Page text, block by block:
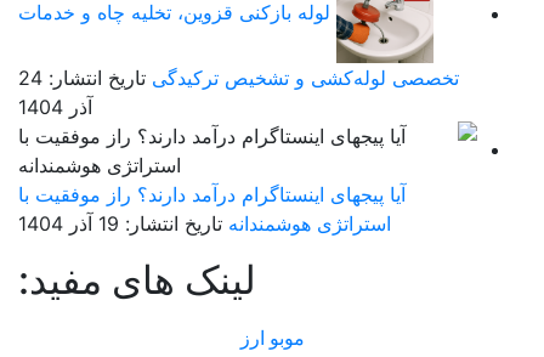
لوله بازکنی قزوین، تخلیه چاه و خدمات
تخصصی لوله‌کشی و تشخیص ترکیدگی
تاریخ انتشار: 24
آیا پیجهای اینستاگرام درآمد دارند؟ راز موفقیت با
استراتژی هوشمندانه تاریخ انتشار: 19 آذر 1404
لینک های مفید: